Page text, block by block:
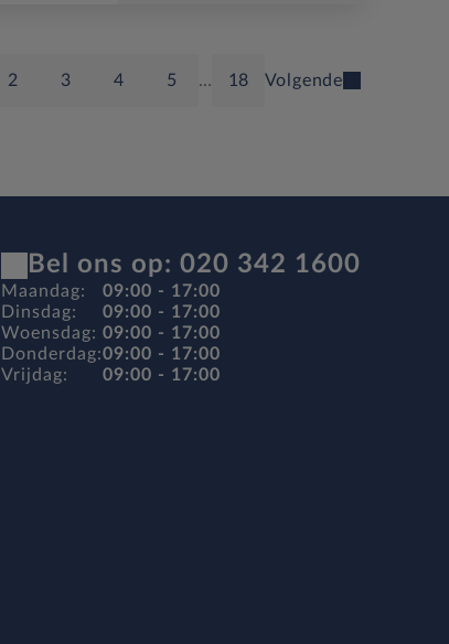
2 3 4 5 … 18 Volgende
Bel ons op: 020 342 1600
Maandag:
Dinsdag:
Woensdag:
Donderdag:
Vrijdag:
09:00 - 17:00
09:00 - 17:00
09:00 - 17:00
09:00 - 17:00
09:00 - 17:00